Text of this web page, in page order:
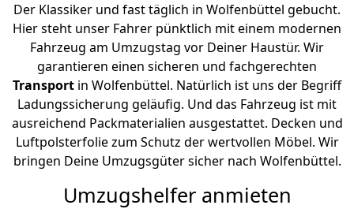
Der Klassiker und fast täglich in Wolfenbüttel gebucht.
Hier steht unser Fahrer pünktlich mit einem modernen
Fahrzeug am Umzugstag vor Deiner Haustür. Wir
garantieren einen sicheren und fachgerechten
Transport in Wolfenbüttel. Natürlich ist uns der Begriff
Ladungssicherung geläufig. Und das Fahrzeug ist mit
ausreichend Packmaterialien ausgestattet. Decken und
Luftpolsterfolie zum Schutz der wertvollen Möbel. Wir
bringen Deine Umzugsgüter sicher nach Wolfenbüttel.
Umzugshelfer anmieten